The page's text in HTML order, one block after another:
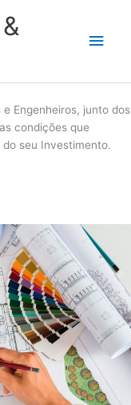
Main
Engenheiros, junto dos
condições que
seu Investimento.